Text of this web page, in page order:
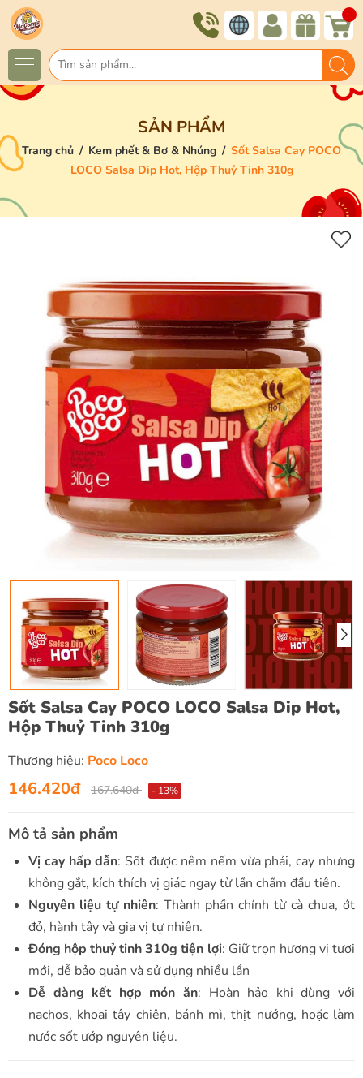
SẢN PHẨM
Trang chủ / Kem phết & Bơ & Nhúng / Sốt Salsa Cay POCO
LOCO Salsa Dip Hot, Hộp Thuỷ Tinh 310g
Sốt Salsa Cay POCO LOCO Salsa Dip Hot,
Hộp Thuỷ Tinh 310g
Thương hiệu: Poco Loco
146.420đ 167.640đ - 13%
Mô tả sản phẩm
Vị cay hấp dẫn: Sốt được nêm nếm vừa phải, cay nhưng
không gắt, kích thích vị giác ngay từ lần chấm đầu tiên.
Nguyên liệu tự nhiên: Thành phần chính từ cà chua, ớt
đỏ, hành tây và gia vị tự nhiên.
Đóng hộp thuỷ tinh 310g tiện lợi: Giữ trọn hương vị tươi
mới, dễ bảo quản và sử dụng nhiều lần
Dễ dàng kết hợp món ăn: Hoàn hảo khi dùng với
nachos, khoai tây chiên, bánh mì, thịt nướng, hoặc làm
nước sốt ướp nguyên liệu.